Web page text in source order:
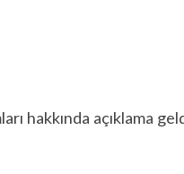
hakkında açıklama